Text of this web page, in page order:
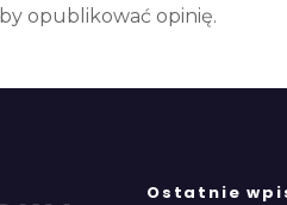
opublikować opinię.
Ostatnie